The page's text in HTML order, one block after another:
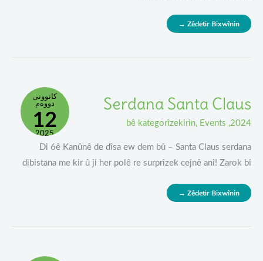
Zêdetir Bixwînin →
کانوونی
دووەم
12
2025
Serdana Santa Claus
2024
,
bê kategorîzekirin, Events
Di 6ê Kanûnê de dîsa ew dem bû – Santa Claus serdana
dibistana me kir û ji her polê re surprîzek cejnê anî! Zarok bi
Serdana
Santa
Claus
Zêdetir Bixwînin →